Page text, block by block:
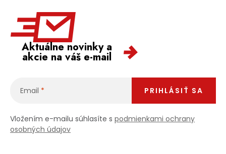
Aktuálne novinky a
akcie na váš e-mail
Email
Vložením e-mailu súhlasíte s podmienkami ochrany
osobných údajov
PRIHLÁSIŤ SA